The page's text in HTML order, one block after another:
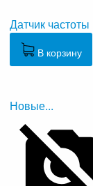
Датчик
В корзину
Новые...